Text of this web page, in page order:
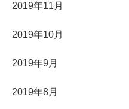
2019年11月
2019年10月
2019年9月
2019年8月